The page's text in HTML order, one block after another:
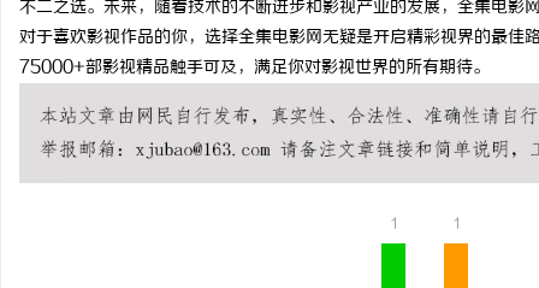
不二之选。未来，随着技术的不断进步和影视产业的发展，全集电影
对于喜欢影视作品的你，选择全集电影网无疑是开启精彩视界的最佳
75000+部影视精品触手可及，满足你对影视世界的所有期待。
1 1
揭秘！专业充电桩项目
哪些行业秘诀？